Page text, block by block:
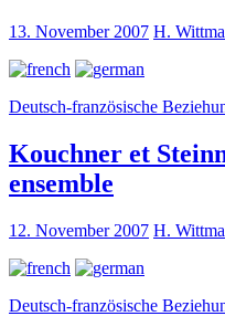
13. November 2007 H.
Deutsch-französische
Kouchner et
ensemble
12. November 2007 H.
Deutsch-französische